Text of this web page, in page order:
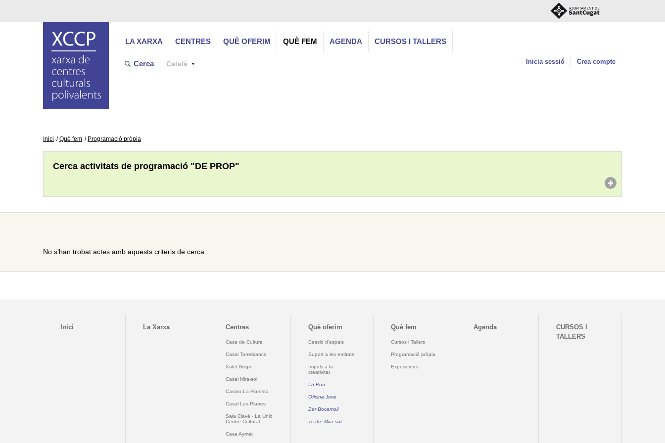
LA XARXA CENTRES QUÈ OFERIM QUÈ FEM AGENDA CURSOS I TALLERS
Cerca Català Inicia sessió Crea compte
Inici Què fem Programació pròpia
Cerca activitats de programació "DE PROP"
No s'han trobat actes amb aquests criteris de cerca
Inici La Xarxa Centres
Casa de Cultura
Casal Torreblanca
Xalet Negre
Casal Mira-sol
Casino La Floresta
Casal Les Planes
Sala Clavé - La Unió
Centre Cultural
Casa Aymat
Què oferim
Cessió d'espais
Suport a les entitats
Impuls a la
creativitat
La Pua
Oficina Jove
Bar Bocamoll
Teatre Mira-sol
Què fem
Cursos i Tallers
Programació pròpia
Exposicions
Agenda
CURSOS I
TALLERS